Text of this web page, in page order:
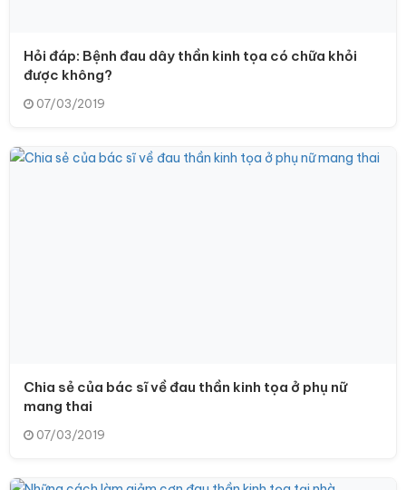
Hỏi đáp: Bệnh đau dây thần kinh tọa có chữa khỏi
được không?
07/03/2019
Chia sẻ của bác sĩ về đau thần kinh tọa ở phụ nữ
mang thai
07/03/2019